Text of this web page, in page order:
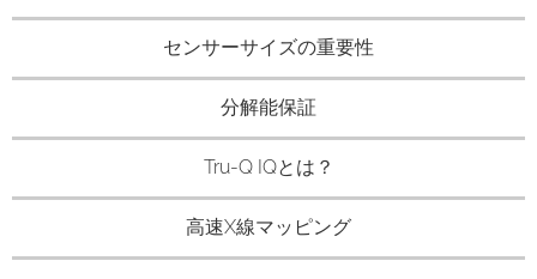
センサーサイズの重要性
分解能保証
Tru-Q IQとは？
高速X線マッピング